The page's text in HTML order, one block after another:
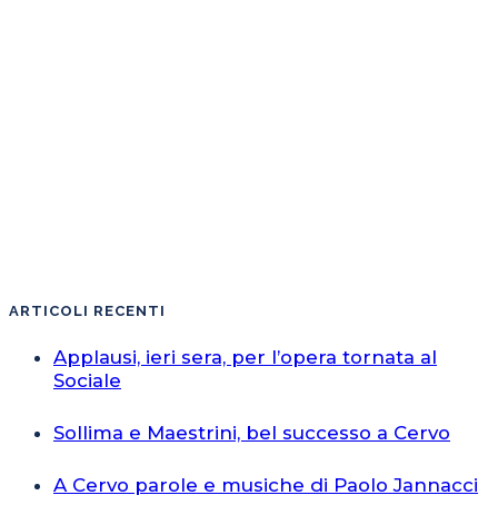
ARTICOLI RECENTI
Applausi, ieri sera, per l’opera tornata al
Sociale
Sollima e Maestrini, bel successo a Cervo
A Cervo parole e musiche di Paolo Jannacci